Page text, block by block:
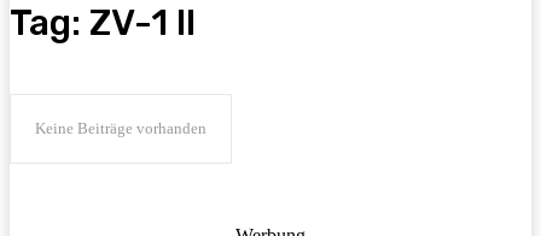
Tag: ZV-1 II
Keine Beiträge vorhanden